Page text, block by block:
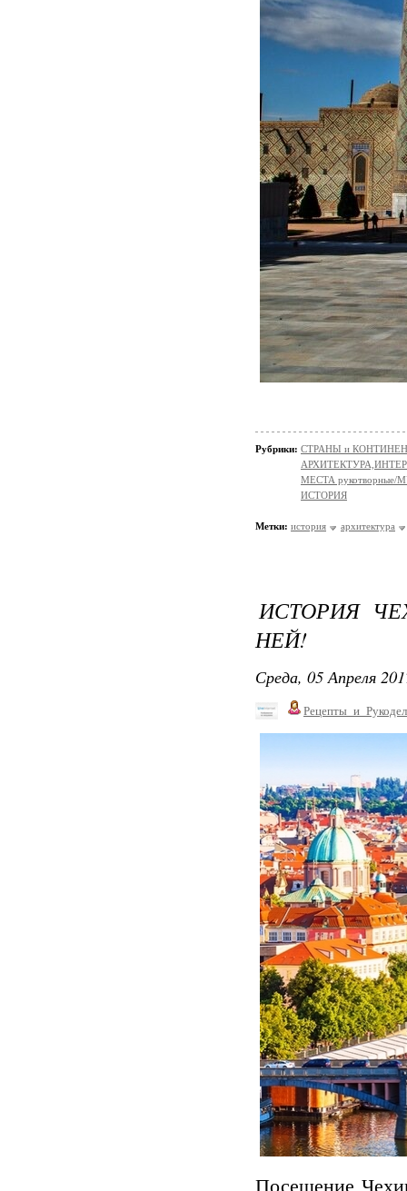
Рубрики: СТРАНЫ и
МЕСТА рукотворные/
ИСТОРИЯ
Метки: история архитектура
ИСТОРИЯ
НЕЙ!
Среда, 05 Апреля
Посещение